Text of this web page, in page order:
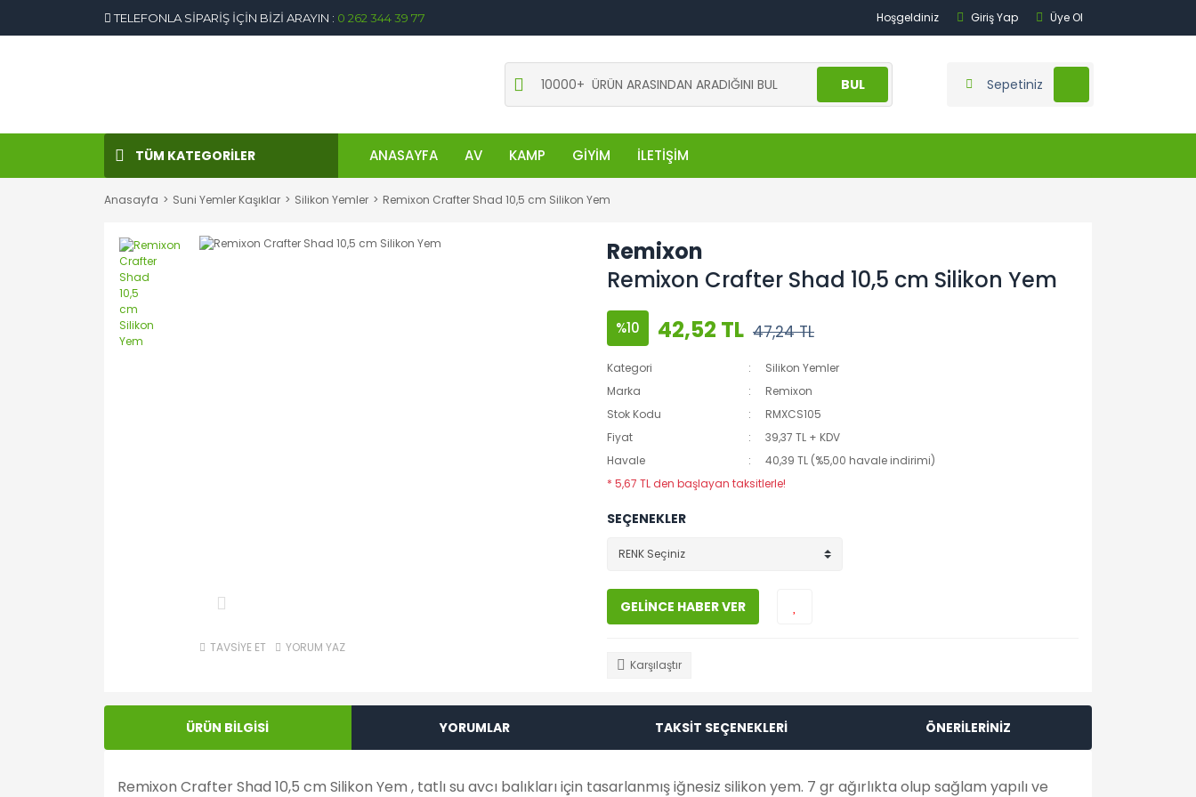
TELEFONLA SİPARİŞ İÇİN BİZİ ARAYIN : 0 262 344 39 77 Hoşgeldiniz Giriş Yap Üye Ol
BUL Sepetiniz
TÜM KATEGORİLER ANASAYFA AV KAMP GİYİM İLETİŞİM
Anasayfa Suni Yemler Kaşıklar Silikon Yemler Remixon Crafter Shad 10,5 cm Silikon Yem
TAVSİYE ET YORUM YAZ
Remixon
Remixon Crafter Shad 10,5 cm Silikon Yem
%10 42,52 TL 47,24 TL
Kategori
Silikon Yemler
Marka
Remixon
Stok Kodu
RMXCS105
Fiyat
39,37 TL + KDV
Havale
40,39 TL (%5,00 havale indirimi)
* 5,67 TL den başlayan taksitlerle!
SEÇENEKLER
GELİNCE HABER VER
Karşılaştır
ÜRÜN BİLGİSİ YORUMLAR TAKSİT SEÇENEKLERİ ÖNERİLERİNİZ
Remixon Crafter Shad 10,5 cm Silikon Yem , tatlı su avcı balıkları için tasarlanmış iğnesiz silikon yem. 7 gr ağırlıkta olup sağlam yapılı ve